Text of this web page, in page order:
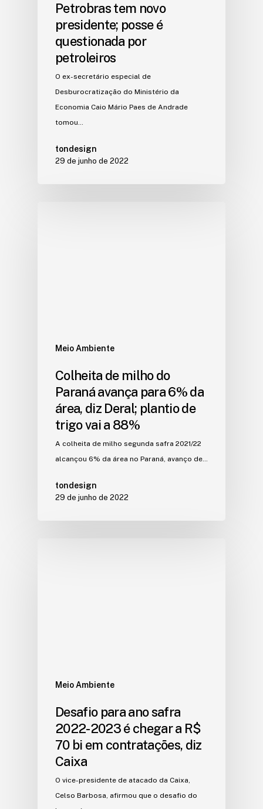
Petrobras tem novo
presidente; posse é
questionada por
petroleiros
O ex-secretário especial de
Desburocratização do Ministério da
Economia Caio Mário Paes de Andrade
tomou…
tondesign
29 de junho de 2022
Meio Ambiente
Colheita de milho do
Paraná avança para 6% da
área, diz Deral; plantio de
trigo vai a 88%
A colheita de milho segunda safra 2021/22
alcançou 6% da área no Paraná, avanço de…
tondesign
29 de junho de 2022
Meio Ambiente
Desafio para ano safra
2022-2023 é chegar a R$
70 bi em contratações, diz
Caixa
O vice-presidente de atacado da Caixa,
Celso Barbosa, afirmou que o desafio do